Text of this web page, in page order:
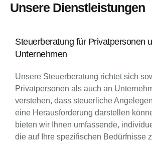
Unsere Dienstleistungen
Steuerberatung für Privatpersonen
Unternehmen
Unsere Steuerberatung richtet sich
Privatpersonen als auch an
verstehen, dass steuerliche
eine Herausforderung darstellen
bieten wir Ihnen umfassende,
die auf Ihre spezifischen Bedürfnisse